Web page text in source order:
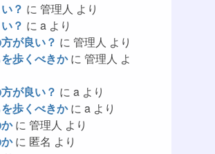
？ に 管理人 より
？ に a より
が良い？ に 管理人 より
歩くべきかに 管理人 よ
が良い？ に a より
歩くべきかに a より
に 管理人 より
に 匿名 より